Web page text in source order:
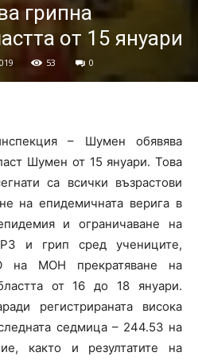
грипна
от 15 януари
53 0
– Шумен обявява
Шумен от 15 януари. Това
са всички възрастови
на епидемичната верига в
и ограничаване на
и грип сред учениците,
на МОН прекратяване на
от 16 до 18 януари.
регистрираната висока
седмица – 244.53 на
както и резултатите на